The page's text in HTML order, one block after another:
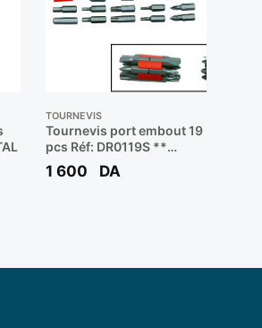
TOURNEVIS
Tournevis port embout 19
pcs Réf: DR0119S **
JONNESWAY
1 600 DA